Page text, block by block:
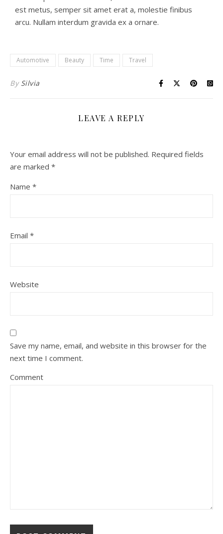
est metus, semper sit amet erat a, molestie finibus
arcu. Nullam interdum gravida ex a ornare.
Automotive Beauty Time Travel
By Silvia
LEAVE A REPLY
Your email address will not be published. Required fields
are marked *
Name *
Email *
Website
Save my name, email, and website in this browser for the
next time I comment.
Comment